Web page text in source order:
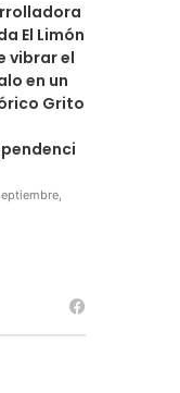
El Limón
vibrar el
en un
Grito